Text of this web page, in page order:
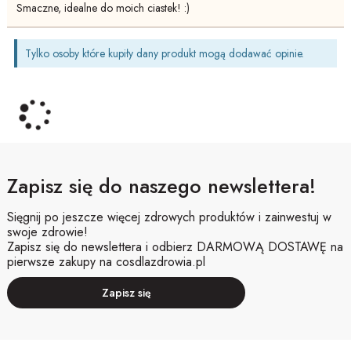
Smaczne, idealne do moich ciastek! :)
Tylko osoby które kupiły dany produkt mogą dodawać opinie.
Zapisz się do naszego newslettera!
Sięgnij po jeszcze więcej zdrowych produktów i zainwestuj w
swoje zdrowie!
Zapisz się do newslettera i odbierz DARMOWĄ DOSTAWĘ na
pierwsze zakupy na cosdlazdrowia.pl
Zapisz się